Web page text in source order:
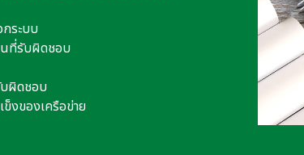
ระบบ
นที่รับผิดชอบ
ผิดชอบ
งของเครือข่าย